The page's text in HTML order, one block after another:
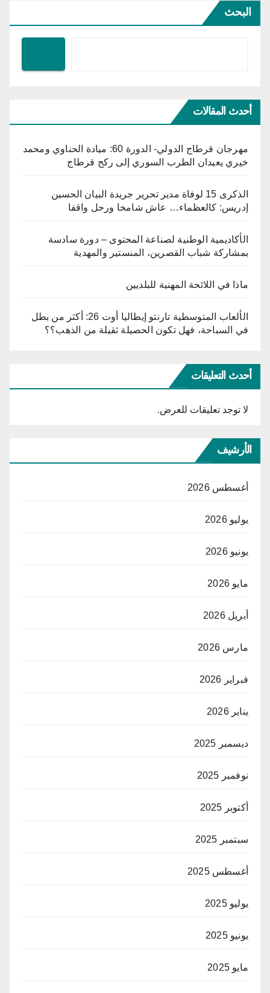
البحث
أحدث المقالات
مهرجان قرطاج الدولي- الدورة 60: ميادة الحناوي ومحمد
خيري يعيدان الطرب السوري إلى ركح قرطاج
الذكرى 15 لوفاة مدير تحرير جريدة البيان الحسين
إدريس: كالعظماء… عاش شامخا ورحل واقفا
الأكاديمية الوطنية لصناعة المحتوى – دورة سادسة
بمشاركة شباب القصرين، المنستير والمهدية
ماذا في اللائحة المهنية للبلديين
الألعاب المتوسطية تارنتو إيطاليا أوت 26: أكثر من بطل
في السباحة، فهل تكون الحصيلة ثقيلة من الذهب؟؟
أحدث التعليقات
لا توجد تعليقات للعرض.
الأرشيف
أغسطس 2026
يوليو 2026
يونيو 2026
مايو 2026
أبريل 2026
مارس 2026
فبراير 2026
يناير 2026
ديسمبر 2025
نوفمبر 2025
أكتوبر 2025
سبتمبر 2025
أغسطس 2025
يوليو 2025
يونيو 2025
مايو 2025